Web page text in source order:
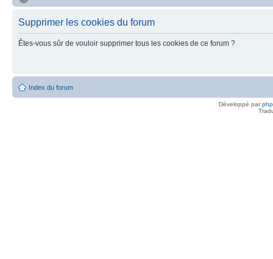
Supprimer les cookies du forum
Êtes-vous sûr de vouloir supprimer tous les cookies de ce forum ?
Index du forum
Développé par